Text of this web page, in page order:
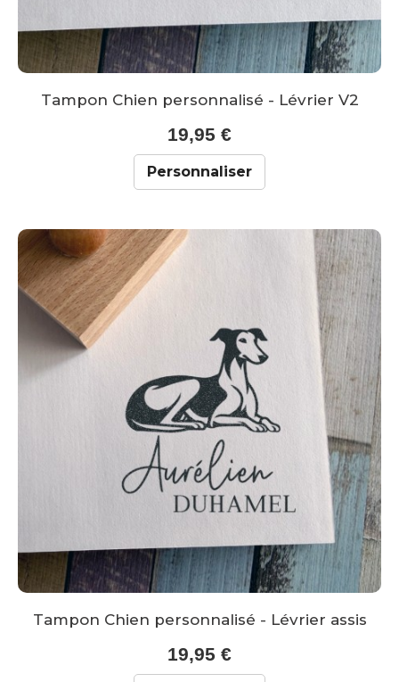
Tampon Chien personnalisé - Lévrier V2
19,95 €
Personnaliser
Tampon Chien personnalisé - Lévrier assis
19,95 €